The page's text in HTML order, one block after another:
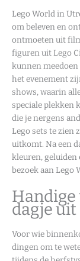
Lego World in
om beleven en
ontmoeten uit
figuren uit Lego
kunnen meedoen
het evenement
shows, waarin
speciale plekken
die je nergens
Lego sets te zien
uitkomt. Na een
kleuren, geluiden
bezoek aan Lego
Handige
dagje uit
Voor wie
dingen om te